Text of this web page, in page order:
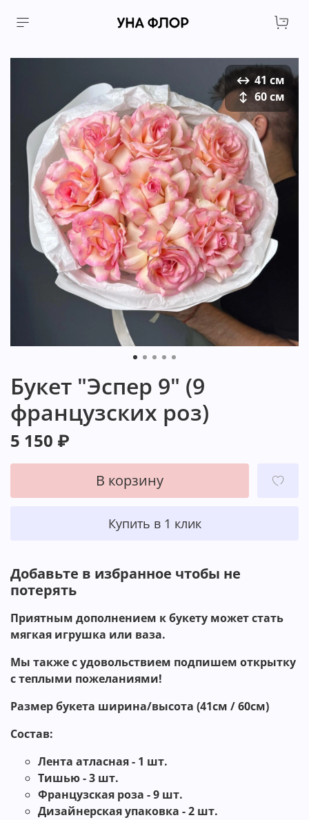
↔
↕
41 см
60 см
Букет "Эспер 9" (9
французских роз)
5 150 ₽
В корзину
Купить в 1 клик
️Добавьте в избранное чтобы не
потерять ️
Приятным дополнением к букету может стать
мягкая игрушка или ваза.
Мы также с удовольствием подпишем открытку
с теплыми пожеланиями!
Размер букета ширина/высота (41см / 60см)
Состав:
Лента атласная - 1 шт.
Тишью - 3 шт.
Французская роза - 9 шт.
Дизайнерская упаковка - 2 шт.